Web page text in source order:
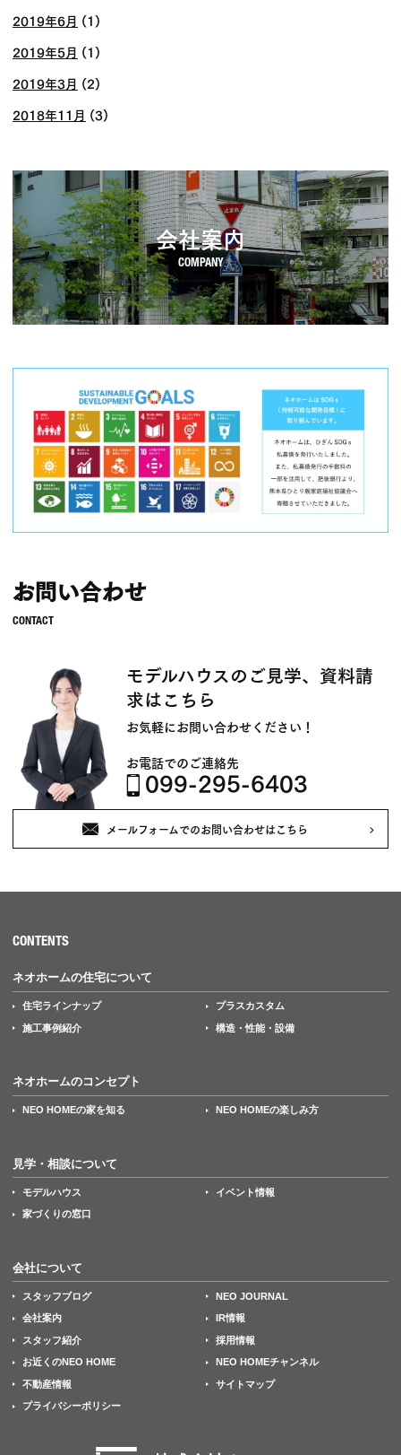
2019年6月 (1)
2019年5月 (1)
2019年3月 (2)
2018年11月 (3)
会社案内
お問い合わせ
モデルハウスのご見学、資料請
求はこちら
お気軽にお問い合わせください！
お電話でのご連絡先
099-295-6403
メールフォームでのお問い合わせはこちら
CONTENTS
ネオホームの住宅について
住宅ラインナップ プラスカスタム
施工事例紹介 構造・性能・設備
ネオホームのコンセプト
NEO HOMEの家を知る NEO HOMEの楽しみ方
見学・相談について
モデルハウス イベント情報
家づくりの窓口
会社について
スタッフブログ NEO JOURNAL
会社案内 IR情報
スタッフ紹介 採用情報
お近くのNEO HOME NEO HOMEチャンネル
不動産情報 サイトマップ
プライバシーポリシー